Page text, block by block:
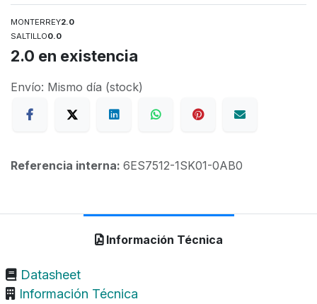
MONTERREY2.0
SALTILLO0.0
2.0 en existencia
Envío: Mismo día (stock)
Referencia interna: 6ES7512-1SK01-0AB0
Información Técnica
Datasheet
Información Técnica